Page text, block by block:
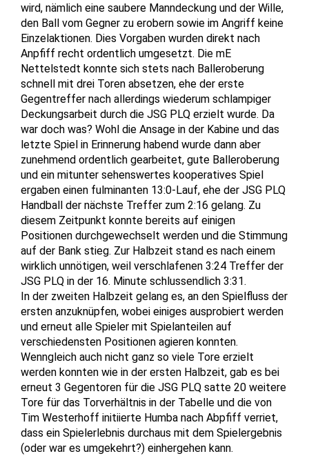
wird, nämlich eine saubere Manndeckung und der Wille,
den Ball vom Gegner zu erobern sowie im Angriff keine
Einzelaktionen. Dies Vorgaben wurden direkt nach
Anpfiff recht ordentlich umgesetzt. Die mE
Nettelstedt konnte sich stets nach Balleroberung
schnell mit drei Toren absetzen, ehe der erste
Gegentreffer nach allerdings wiederum schlampiger
Deckungsarbeit durch die JSG PLQ erzielt wurde. Da
war doch was? Wohl die Ansage in der Kabine und das
letzte Spiel in Erinnerung habend wurde dann aber
zunehmend ordentlich gearbeitet, gute Balleroberung
und ein mitunter sehenswertes kooperatives Spiel
ergaben einen fulminanten 13:0-Lauf, ehe der JSG PLQ
Handball der nächste Treffer zum 2:16 gelang. Zu
diesem Zeitpunkt konnte bereits auf einigen
Positionen durchgewechselt werden und die Stimmung
auf der Bank stieg. Zur Halbzeit stand es nach einem
wirklich unnötigen, weil verschlafenen 3:24 Treffer der
JSG PLQ in der 16. Minute schlussendlich 3:31.
In der zweiten Halbzeit gelang es, an den Spielfluss der
ersten anzuknüpfen, wobei einiges ausprobiert werden
und erneut alle Spieler mit Spielanteilen auf
verschiedensten Positionen agieren konnten.
Wenngleich auch nicht ganz so viele Tore erzielt
werden konnten wie in der ersten Halbzeit, gab es bei
erneut 3 Gegentoren für die JSG PLQ satte 20 weitere
Tore für das Torverhältnis in der Tabelle und die von
Tim Westerhoff initiierte Humba nach Abpfiff verriet,
dass ein Spielerlebnis durchaus mit dem Spielergebnis
(oder war es umgekehrt?) einhergehen kann.